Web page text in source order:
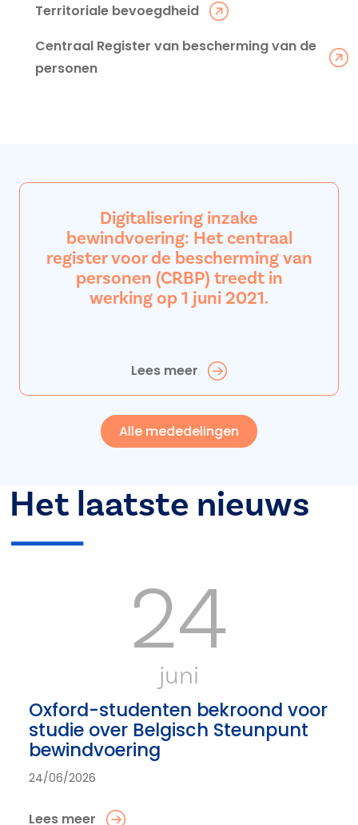
Territoriale bevoegdheid
Centraal Register van bescherming van de
personen
Digitalisering inzake
bewindvoering: Het centraal
register voor de bescherming van
personen (CRBP) treedt in
werking op 1 juni 2021.
Lees meer
Alle mededelingen
Het laatste nieuws
24
juni
Oxford-studenten bekroond voor
studie over Belgisch Steunpunt
bewindvoering
24/06/2026
Lees meer